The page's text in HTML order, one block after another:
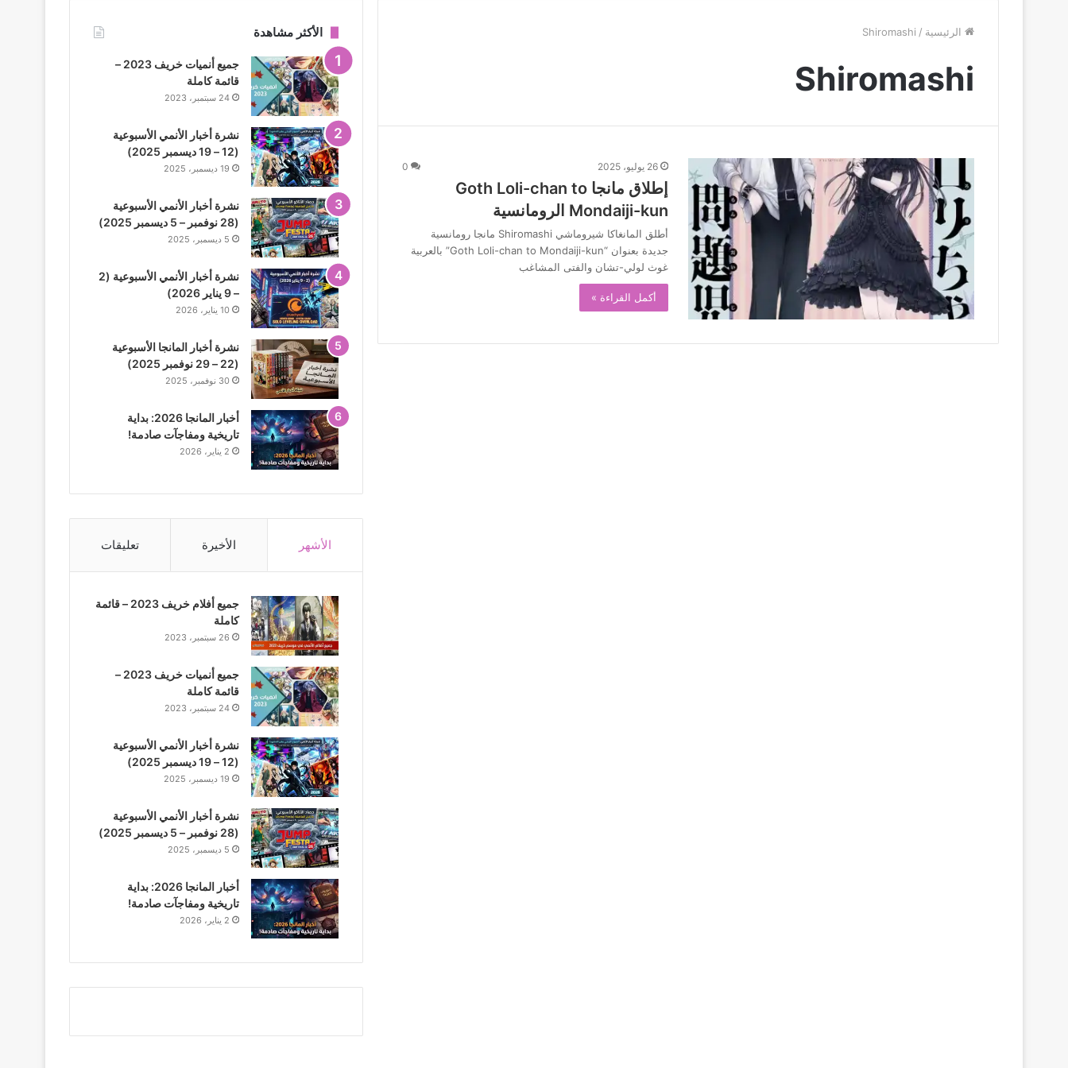
الرئيسية /
Shiromashi
Shiromashi
26 يوليو، 2025 0
إطلاق مانجا Goth Loli-chan to
Mondaiji-kun الرومانسية
أطلق المانغاكا شيروماشي Shiromashi مانجا رومانسية
جديدة بعنوان “Goth Loli-chan to Mondaiji-kun” بالعربية
غوث لولي-تشان والفتى المشاغب
أكمل القراءة »
الأكثر مشاهدة
جميع أنميات خريف 2023 –
قائمة كاملة
24 سبتمبر، 2023
نشرة أخبار الأنمي الأسبوعية
(12 – 19 ديسمبر 2025)
19 ديسمبر، 2025
نشرة أخبار الأنمي الأسبوعية
(28 نوفمبر – 5 ديسمبر 2025)
5 ديسمبر، 2025
نشرة أخبار الأنمي الأسبوعية (2
– 9 يناير 2026)
10 يناير، 2026
نشرة أخبار المانجا الأسبوعية
(22 – 29 نوفمبر 2025)
30 نوفمبر، 2025
أخبار المانجا 2026: بداية
تاريخية ومفاجآت صادمة!
2 يناير، 2026
الأشهر الأخيرة تعليقات
جميع أفلام خريف 2023 – قائمة
كاملة
26 سبتمبر، 2023
جميع أنميات خريف 2023 –
قائمة كاملة
24 سبتمبر، 2023
نشرة أخبار الأنمي الأسبوعية
(12 – 19 ديسمبر 2025)
19 ديسمبر، 2025
نشرة أخبار الأنمي الأسبوعية
(28 نوفمبر – 5 ديسمبر 2025)
5 ديسمبر، 2025
أخبار المانجا 2026: بداية
تاريخية ومفاجآت صادمة!
2 يناير، 2026